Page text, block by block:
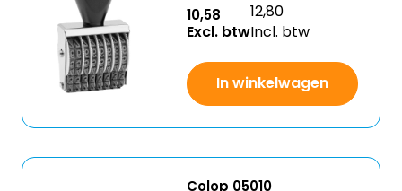
10,58
Excl. btw
12,80
Incl. btw
In winkelwagen
Colop 05010